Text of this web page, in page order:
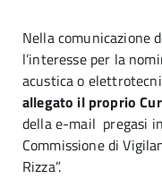
Nella comunicazione
l’interesse per la
acustica o
allegato il proprio
della e-mail pregasi
Commissione di
Rizza”.